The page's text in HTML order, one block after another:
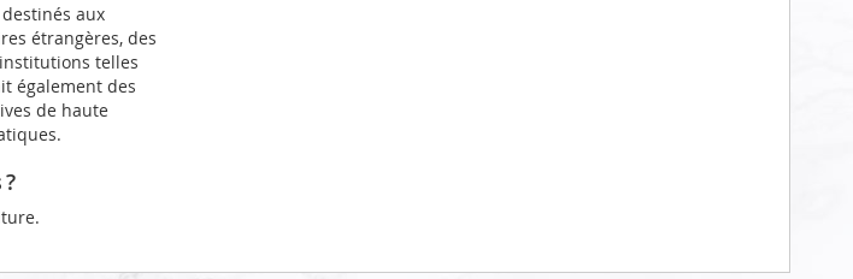
aux
étrangères, des
telles
également des
de haute